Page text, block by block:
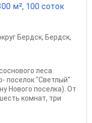
м², 100 соток
Бердск, Бердск,
леса.
поселок "Светлый"
Нового поселка). От
комнат, три